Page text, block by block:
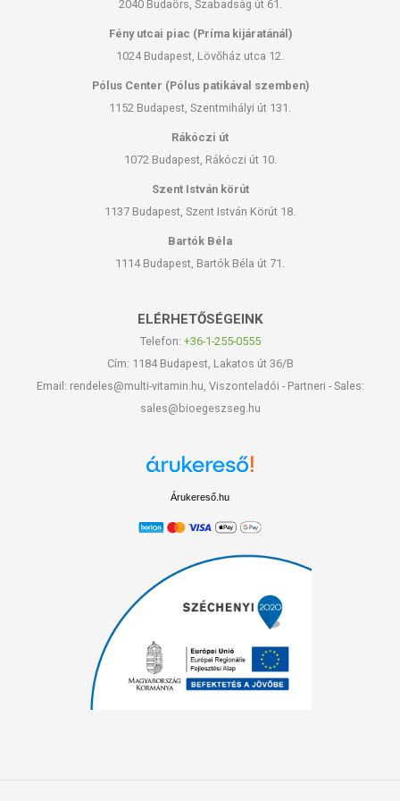
2040 Budaörs, Szabadság út 61.
Fény utcai piac (Príma kijáratánál)
1024 Budapest, Lövőház utca 12.
Pólus Center (Pólus patikával szemben)
1152 Budapest, Szentmihályi út 131.
Rákóczi út
1072 Budapest, Rákóczi út 10.
Szent István körút
1137 Budapest, Szent István Körút 18.
Bartók Béla
1114 Budapest, Bartók Béla út 71.
ELÉRHETŐSÉGEINK
Telefon: +36-1-255-0555
Cím: 1184 Budapest, Lakatos út 36/B
Email: rendeles@multi-vitamin.hu, Viszonteladói - Partneri - Sales:
sales@bioegeszseg.hu
Árukereső.hu